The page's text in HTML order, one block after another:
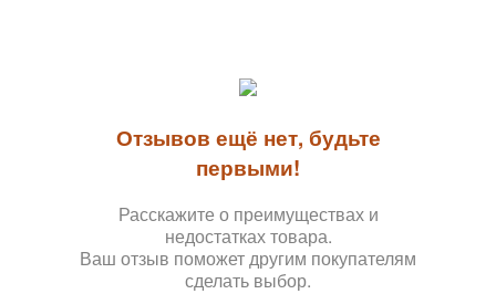
Отзывов ещё нет, будьте
первыми!
Расскажите о преимуществах и
недостатках товара.
Ваш отзыв поможет другим покупателям
сделать выбор.